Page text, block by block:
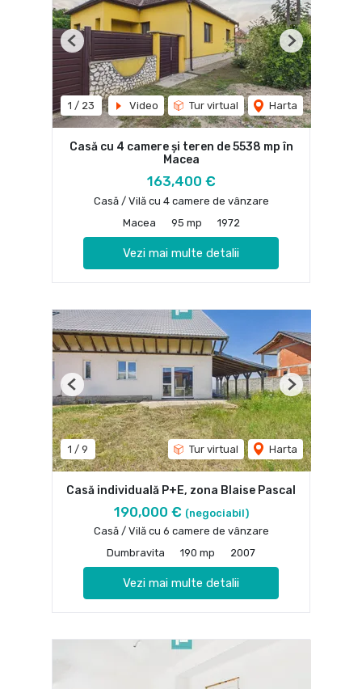
1 / 23 Video Tur virtual Harta
Previous Next
Casă cu 4 camere și teren de 5538 mp în
Macea
163,400 €
Casă / Vilă cu 4 camere de vânzare
Macea
95 mp 1972
Vezi mai multe detalii
1 / 9 Tur virtual Harta
Previous Next
Casă individuală P+E, zona Blaise Pascal
190,000 € (negociabil)
Casă / Vilă cu 6 camere de vânzare
Dumbravita
190 mp 2007
Vezi mai multe detalii